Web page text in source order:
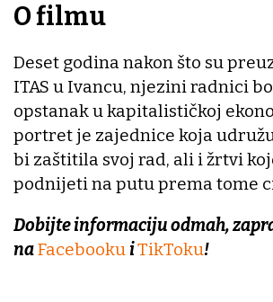
O filmu
Deset godina nakon što su
ITAS u Ivancu, njezini radnici
opstanak u kapitalističkoj
portret je zajednice koja
bi zaštitila svoj rad, ali i žrtvi
podnijeti na putu prema tome
Dobijte informaciju odmah,
naFacebookuiTikToku!